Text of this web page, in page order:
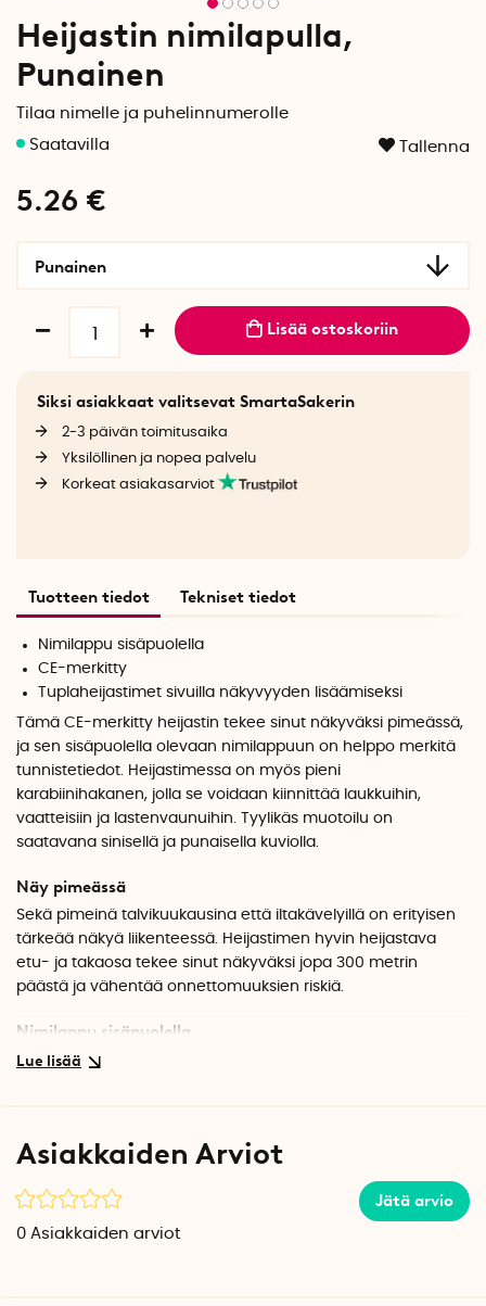
Heijastin nimilapulla,
Punainen
Tilaa nimelle ja puhelinnumerolle
Tallenna
5.26 €
Punainen
Lisää ostoskoriin
Siksi asiakkaat valitsevat SmartaSakerin
2-3 päivän toimitusaika
Yksilöllinen ja nopea palvelu
Korkeat asiakasarviot
Tuotteen tiedot Tekniset tiedot
Nimilappu sisäpuolella
CE-merkitty
Tuplaheijastimet sivuilla näkyvyyden lisäämiseksi
Tämä CE-merkitty heijastin tekee sinut näkyväksi pimeässä,
ja sen sisäpuolella olevaan nimilappuun on helppo merkitä
tunnistetiedot. Heijastimessa on myös pieni
karabiinihakanen, jolla se voidaan kiinnittää laukkuihin,
vaatteisiin ja lastenvaunuihin. Tyylikäs muotoilu on
saatavana sinisellä ja punaisella kuviolla.
Näy pimeässä
Sekä pimeinä talvikuukausina että iltakävelyillä on erityisen
tärkeää näkyä liikenteessä. Heijastimen hyvin heijastava
etu- ja takaosa tekee sinut näkyväksi jopa 300 metrin
päästä ja vähentää onnettomuuksien riskiä.
Nimilappu sisäpuolella
Jos kadotat laukkusi tai reppusi, sen löytäjä voi helposti
vaatekappaleiden ja laukkujen välillä.
Valitse sininen tai punainen väri
Heijastimen tyylikäs kuvio on saatavana sinisenä tai
Asiakkaiden Arviot
Jätä arvio
0 Asiakkaiden arviot